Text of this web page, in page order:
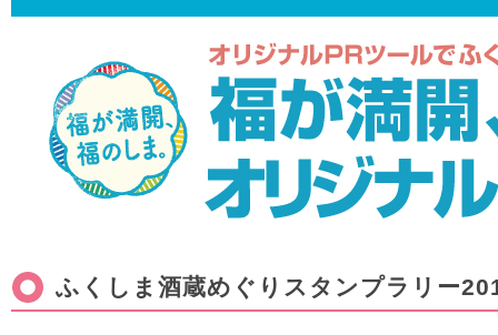
ふくしま酒蔵めぐりスタンプラリー